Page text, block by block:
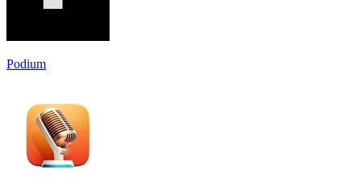
Podium